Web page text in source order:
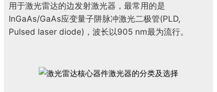
用于激光雷达的边发射激光器，最常用的是
InGaAs/GaAs应变量子阱脉冲激光二极管(PLD,
Pulsed laser diode)，波长以905 nm最为流行。